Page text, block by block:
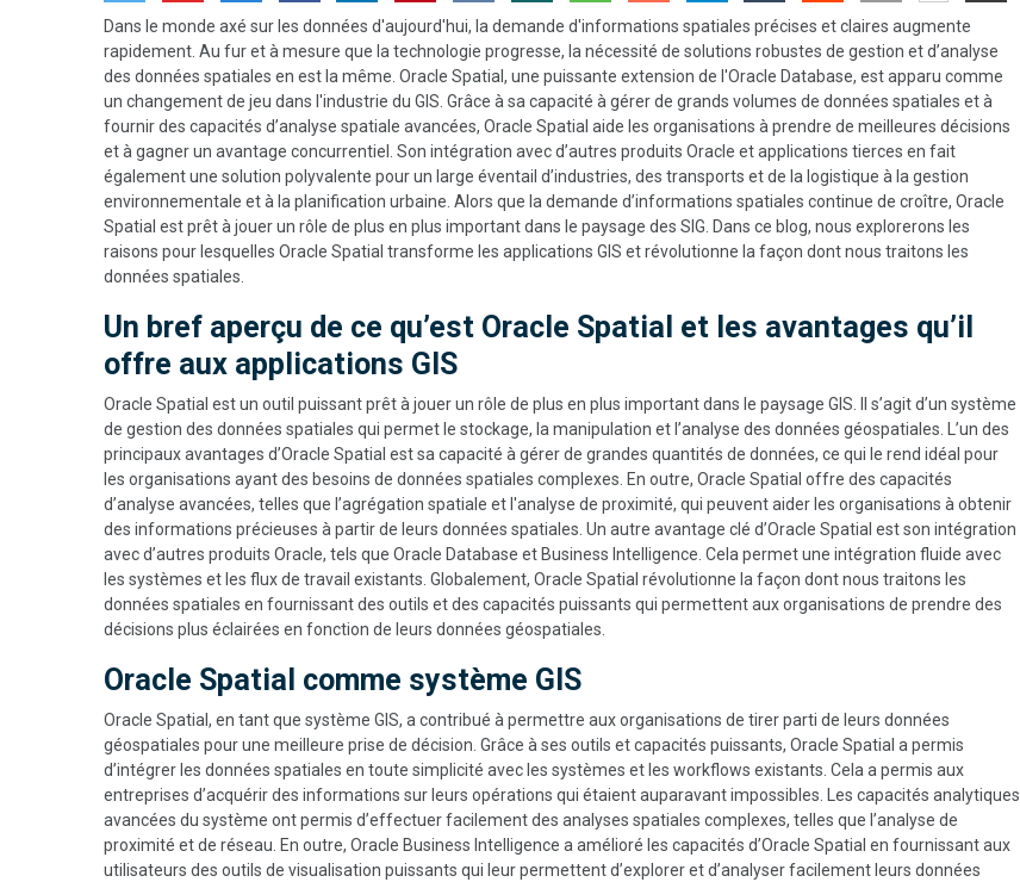
Dans le monde axé sur les données d'aujourd'hui, la demande d'informations spatiales précises et claires augmente
rapidement. Au fur et à mesure que la technologie progresse, la nécessité de solutions robustes de gestion et d’analyse
des données spatiales en est la même. Oracle Spatial, une puissante extension de l'Oracle Database, est apparu comme
un changement de jeu dans l'industrie du GIS. Grâce à sa capacité à gérer de grands volumes de données spatiales et à
fournir des capacités d’analyse spatiale avancées, Oracle Spatial aide les organisations à prendre de meilleures décisions
et à gagner un avantage concurrentiel. Son intégration avec d’autres produits Oracle et applications tierces en fait
également une solution polyvalente pour un large éventail d’industries, des transports et de la logistique à la gestion
environnementale et à la planification urbaine. Alors que la demande d’informations spatiales continue de croître, Oracle
Spatial est prêt à jouer un rôle de plus en plus important dans le paysage des SIG. Dans ce blog, nous explorerons les
raisons pour lesquelles Oracle Spatial transforme les applications GIS et révolutionne la façon dont nous traitons les
données spatiales.
Un bref aperçu de ce qu’est Oracle Spatial et les avantages qu’il
offre aux applications GIS
Oracle Spatial est un outil puissant prêt à jouer un rôle de plus en plus important dans le paysage GIS. Il s’agit d’un système
de gestion des données spatiales qui permet le stockage, la manipulation et l’analyse des données géospatiales. L’un des
principaux avantages d’Oracle Spatial est sa capacité à gérer de grandes quantités de données, ce qui le rend idéal pour
les organisations ayant des besoins de données spatiales complexes. En outre, Oracle Spatial offre des capacités
d’analyse avancées, telles que l’agrégation spatiale et l'analyse de proximité, qui peuvent aider les organisations à obtenir
des informations précieuses à partir de leurs données spatiales. Un autre avantage clé d’Oracle Spatial est son intégration
avec d’autres produits Oracle, tels que Oracle Database et Business Intelligence. Cela permet une intégration fluide avec
les systèmes et les flux de travail existants. Globalement, Oracle Spatial révolutionne la façon dont nous traitons les
données spatiales en fournissant des outils et des capacités puissants qui permettent aux organisations de prendre des
décisions plus éclairées en fonction de leurs données géospatiales.
Oracle Spatial comme système GIS
Oracle Spatial, en tant que système GIS, a contribué à permettre aux organisations de tirer parti de leurs données
géospatiales pour une meilleure prise de décision. Grâce à ses outils et capacités puissants, Oracle Spatial a permis
d’intégrer les données spatiales en toute simplicité avec les systèmes et les workflows existants. Cela a permis aux
entreprises d’acquérir des informations sur leurs opérations qui étaient auparavant impossibles. Les capacités analytiques
avancées du système ont permis d’effectuer facilement des analyses spatiales complexes, telles que l’analyse de
proximité et de réseau. En outre, Oracle Business Intelligence a amélioré les capacités d’Oracle Spatial en fournissant aux
utilisateurs des outils de visualisation puissants qui leur permettent d’explorer et d’analyser facilement leurs données